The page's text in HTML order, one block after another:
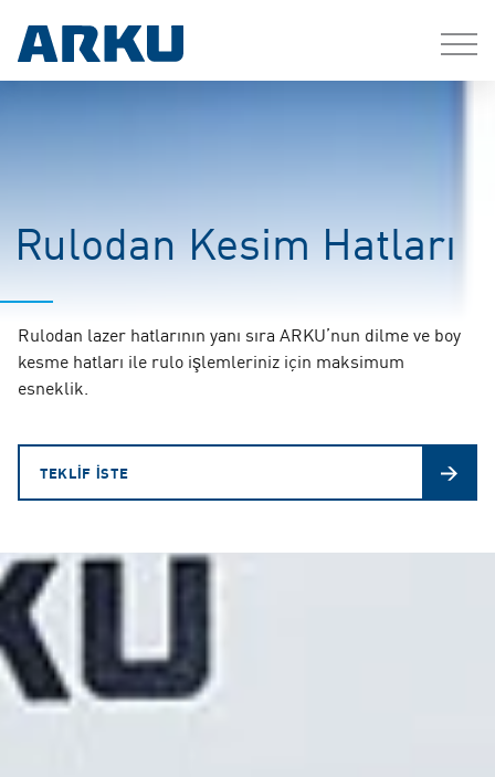
Rulodan Kesim Hatları
Rulodan lazer hatlarının yanı sıra ARKU’nun dilme ve boy
kesme hatları ile rulo işlemleriniz için maksimum
esneklik.
TEKLİF İSTE